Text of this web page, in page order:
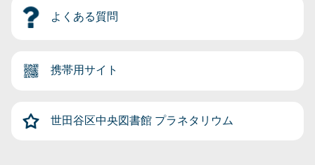
よくある質問
携帯用サイト
世田谷区中央図書館 プラネタリウム